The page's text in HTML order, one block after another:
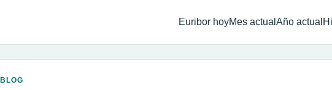
Euribor hoyMes actual Año actual
BLOG